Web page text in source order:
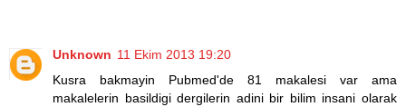
Unknown 11 Ekim 2013 19:20
Kusra bakmayin Pubmed'de 81 makalesi var ama
makalelerin basildigi dergilerin adini bir bilim insani olarak